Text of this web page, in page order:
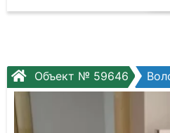
Объект № 59646